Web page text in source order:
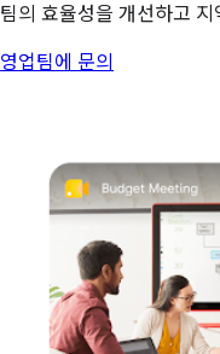
팀의 효율성을 개선하고
영업팀에 문의